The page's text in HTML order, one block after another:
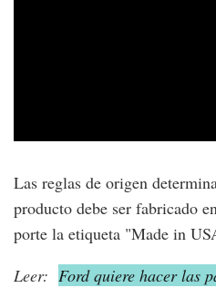
Las reglas de origen
producto debe ser fabricado
porte la etiqueta "Made in
Leer: Ford quiere hacer las